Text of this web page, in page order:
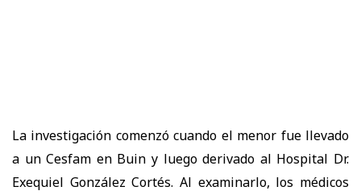
La investigación comenzó cuando el menor fue llevado
a un Cesfam en Buin y luego derivado al Hospital Dr.
Exequiel González Cortés. Al examinarlo, los médicos